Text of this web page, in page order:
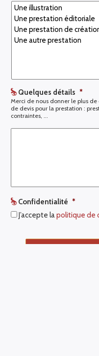
Quelques détails *
Merci de nous donner le plus
de devis pour la prestation :
contraintes, …
Confidentialité *
J’accepte lapolitique de